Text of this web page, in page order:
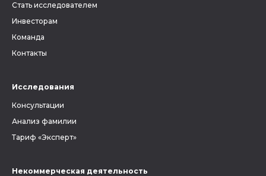
Стать исследователем
Инвесторам
Команда
Контакты
Исследования
Консультации
Анализ фамилии
Тариф «Эксперт»
Некоммерческая деятельность